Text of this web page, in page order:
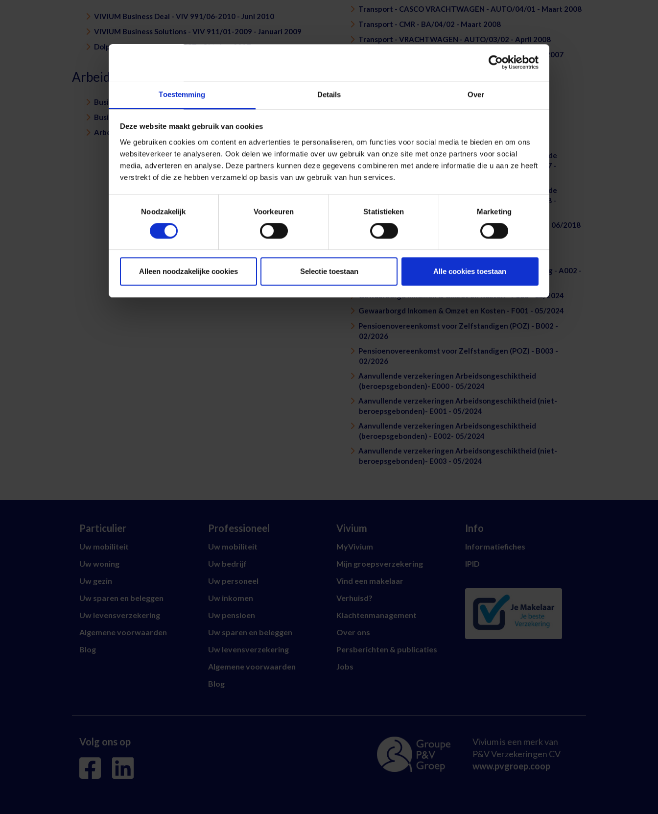
Toestemming Details Over
Deze website maakt gebruik van cookies
We gebruiken cookies om content en advertenties te personaliseren, om functies voor social media te bieden en om ons
websiteverkeer te analyseren. Ook delen we informatie over uw gebruik van onze site met onze partners voor social
media, adverteren en analyse. Deze partners kunnen deze gegevens combineren met andere informatie die u aan ze heeft
verstrekt of die ze hebben verzameld op basis van uw gebruik van hun services.
Noodzakelijk
Voorkeuren Statistieken Marketing
Alleen noodzakelijke cookies Selectie toestaan Alle cookies toestaan
VIVIUM Business Deal - VIV 991/06-2010 - Juni 2010
VIVIUM Business Solutions - VIV 911/01-2009 - Januari 2009
Dolphin - DOL/07/01 10-2007 - Oktober 2007
Arbeidsongevallen
Business Accidents - VIV 691/10-2017 - Oktober 2017
Business Accidents - VIV 691/12-2019 - December 2019
Arbeidsongevallen - VIV 4243/10-2007 - Oktober 2007
Transport - CASCO VRACHTWAGEN - AUTO/04/01 - Maart 2008
Transport - CMR - BA/04/02 - Maart 2008
Transport - VRACHTWAGEN - AUTO/03/02 - April 2008
Transport - VRACHTWAGEN - AUTO/03/01 - Oktober 2007
Leven
(sociaal) VAP (Z) - B000 - 02/2026
(sociaal) VAP (Z) - solidariteitsreglement - 06/2018
Sociaal Vrij Aanvullend Pensioen voor geconventioneerde
zorgverstrekkers - Vrij Aanvullend Pensioen Riziv - B007 -
06/2026
Sociaal Vrij Aanvullend Pensioen voor geconventioneerde
zorgverstrekkers - Vrij Aanvullend Pensioen Riziv - B008 -
06/2026
Vrij Aanvullend Pensioen Riziv - solidariteitsreglement - 06/2018
Individuele Pensioentoezegging - B004 - 02/2026
Individuele Pensioentoezegging - B005 - 02/2026
Overlijdensverzekering Individuele Pensioentoezegging - A002 -
Gewaarborgd Inkomen & Omzet en Kosten - F000 - 05/2024
Gewaarborgd Inkomen & Omzet en Kosten - F001 - 05/2024
Pensioenovereenkomst voor Zelfstandigen (POZ) - B002 -
02/2026
Pensioenovereenkomst voor Zelfstandigen (POZ) - B003 -
02/2026
Aanvullende verzekeringen Arbeidsongeschiktheid
(beroepsgebonden)- E000 - 05/2024
Aanvullende verzekeringen Arbeidsongeschiktheid (niet-
beroepsgebonden)- E001 - 05/2024
Aanvullende verzekeringen Arbeidsongeschiktheid
(beroepsgebonden) - E002- 05/2024
Aanvullende verzekeringen Arbeidsongeschiktheid (niet-
beroepsgebonden)- E003 - 05/2024
Particulier
Uw mobiliteit
Uw woning
Uw gezin
Uw sparen en beleggen
Uw levensverzekering
Algemene voorwaarden
Blog
Professioneel
Uw mobiliteit
Uw bedrijf
Uw personeel
Uw inkomen
Uw pensioen
Uw sparen en beleggen
Uw levensverzekering
Algemene voorwaarden
Blog
Vivium
MyVivium
Mijn groepsverzekering
Vind een makelaar
Verhuisd?
Klachtenmanagement
Over ons
Persberichten & publicaties
Jobs
Info
Informatiefiches
IPID
Volg ons op
Vivium is een merk van
P&V Verzekeringen CV
www.pvgroep.coop